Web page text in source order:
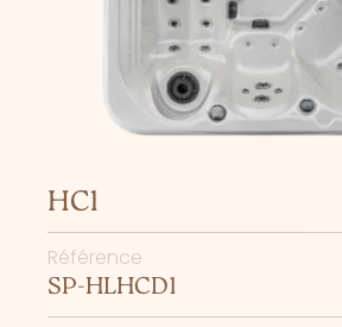
HC1
Référence
SP-HLHCD1